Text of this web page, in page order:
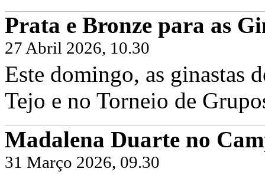
Prata e Bronze para as
27 Abril 2026, 10.30
Este domingo, as ginastas
Tejo e no Torneio de
Madalena Duarte no
31 Março 2026, 09.30